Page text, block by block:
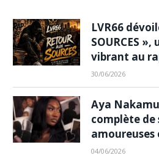
LVR66
SOURCES
vibrant au
30/06/2026
Aya
complète de
amoureuses
04/06/2026